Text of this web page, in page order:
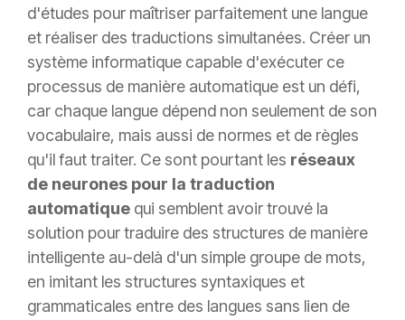
d'études pour maîtriser parfaitement une langue
et réaliser des traductions simultanées. Créer un
système informatique capable d'exécuter ce
processus de manière automatique est un défi,
car chaque langue dépend non seulement de son
vocabulaire, mais aussi de normes et de règles
qu'il faut traiter. Ce sont pourtant les réseaux
de neurones pour la traduction
automatique qui semblent avoir trouvé la
solution pour traduire des structures de manière
intelligente au-delà d'un simple groupe de mots,
en imitant les structures syntaxiques et
grammaticales entre des langues sans lien de